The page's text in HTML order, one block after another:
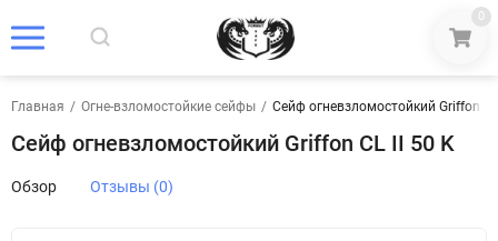
0
Главная / Огне-взломостойкие сейфы / Сейф огневзломостойкий Griffon
Сейф огневзломостойкий Griffon CL II 50 K
Обзор Отзывы (0)